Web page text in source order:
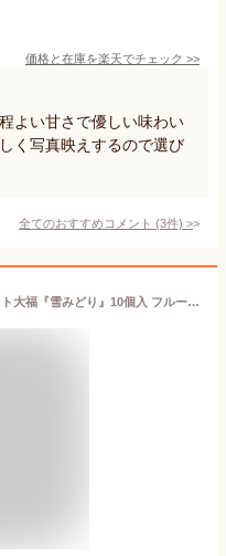
価格と在庫を楽天でチェック >>
よい甘さで優しい味わい
く写真映えするので選び
全てのおすすめコメント (3件) >
シャインマスカット 大福 マスカット大福『雪みどり』10個入 フルーツ大福 無添加 和菓子 高級 お取り寄せ スイーツ 数量限定 期間限定 白あん お取り寄せスイーツ 個包装 山梨県産 冷凍 大福餅 皇室献上 送料無料 冷凍スイーツ 餅 ご当地スイーツ 手土産 お中元 お歳暮